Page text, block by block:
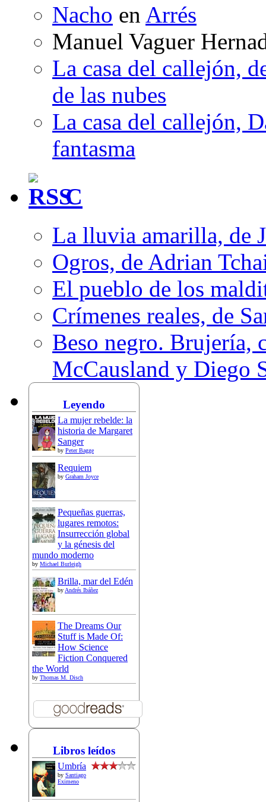
Nacho en Arrés
Manuel Vaguer
La casa del callejón,
de las nubes
La casa del callejón,
fantasma
C
La lluvia amarilla, de
Ogros, de Adrian
El pueblo de los
Crímenes reales, de
Beso negro. Brujería,
McCausland y Diego
Leyendo
La mujer rebelde: la
historia de Margaret
Sanger
by Peter Bagge
Requiem
by Graham Joyce
Pequeñas guerras,
lugares remotos:
Insurrección global
y la génesis del
mundo moderno
by Michael Burleigh
Brilla, mar del Edén
by Andrés Ibáñez
The Dreams Our
Stuff is Made Of:
How Science
Fiction Conquered
the World
by Thomas M. Disch
Libros leídos
Umbría
by Santiago
Eximeno